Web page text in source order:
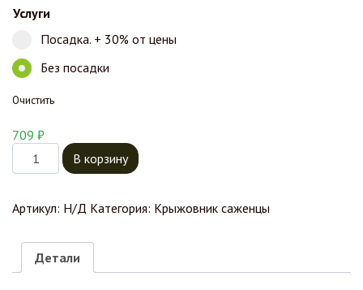
Услуги
Посадка. + 30% от цены
Без посадки
Очистить
709 ₽
Количество товара Крыжовник Африканец
В корзину
Артикул: Н/Д Категория: Крыжовник саженцы
Детали